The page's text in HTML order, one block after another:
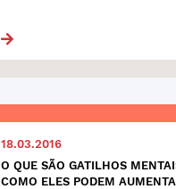
18.03.2016
O QUE SÃO GATILHOS
COMO ELES PODEM